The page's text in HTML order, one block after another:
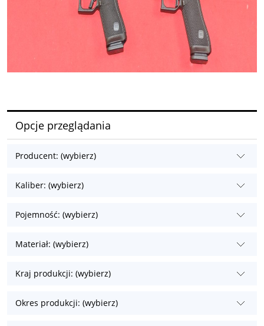
Opcje przeglądania
Producent: (wybierz)
Kaliber: (wybierz)
Pojemność: (wybierz)
Materiał: (wybierz)
Kraj produkcji: (wybierz)
Okres produkcji: (wybierz)